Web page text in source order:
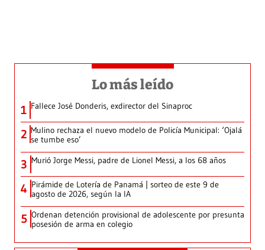
Lo más leído
1 Fallece José Donderis, exdirector del Sinaproc
2 Mulino rechaza el nuevo modelo de Policía Municipal: ‘Ojalá
se tumbe eso’
3 Murió Jorge Messi, padre de Lionel Messi, a los 68 años
4 Pirámide de Lotería de Panamá | sorteo de este 9 de
agosto de 2026, según la IA
5 Ordenan detención provisional de adolescente por presunta
posesión de arma en colegio